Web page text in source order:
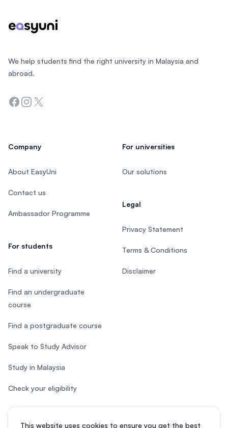
This website uses cookies to ensure you get the best
We help students find the right university in Malaysia and
abroad.
Facebook
Instagram
Twitter
Company
About EasyUni
Contact us
Ambassador Programme
For students
Find a university
Find an undergraduate
course
Find a postgraduate course
Speak to Study Advisor
Study in Malaysia
Check your eligibility
For universities
Our solutions
Legal
Privacy Statement
Terms & Conditions
Disclaimer